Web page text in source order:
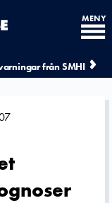
från SMHI
MENY